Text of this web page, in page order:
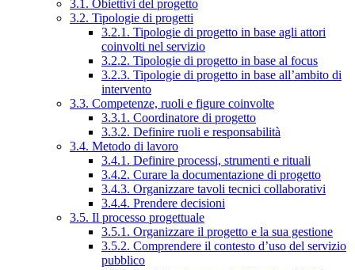
3.1. Obiettivi del progetto
3.2. Tipologie di progetti
3.2.1. Tipologie di progetto in base agli attori
coinvolti nel servizio
3.2.2. Tipologie di progetto in base al focus
3.2.3. Tipologie di progetto in base all’ambito di
intervento
3.3. Competenze, ruoli e figure coinvolte
3.3.1. Coordinatore di progetto
3.3.2. Definire ruoli e responsabilità
3.4. Metodo di lavoro
3.4.1. Definire processi, strumenti e rituali
3.4.2. Curare la documentazione di progetto
3.4.3. Organizzare tavoli tecnici collaborativi
3.4.4. Prendere decisioni
3.5. Il processo progettuale
3.5.1. Organizzare il progetto e la sua gestione
3.5.2. Comprendere il contesto d’uso del servizio
pubblico